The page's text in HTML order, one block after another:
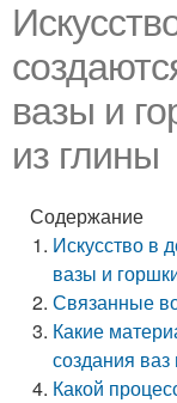
вазы и
из глины
Содержание
Искусство в
вазы и
Связанные
Какие
создания
Какой